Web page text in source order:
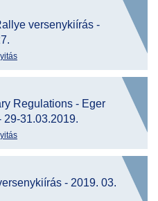
versenykiírás -
Regulations - Eger
29-31.03.2019.
- 2019. 03.